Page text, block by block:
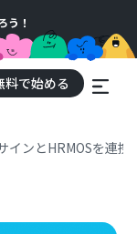
う！
料で始める
インとHRMOSを連